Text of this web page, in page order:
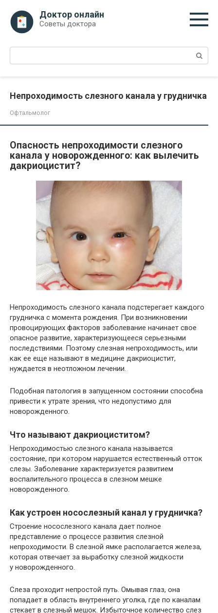
контенту
Доктор онлайн
Советы доктора
Поиск:
Непроходимость слезного канала у грудничка
Офтальмолог
Опасность непроходимости слезного
канала у новорожденного: как вылечить
дакриоцистит?
Непроходимость слезного канала подстерегает каждого
грудничка с момента рождения. При возникновении
провоцирующих факторов заболевание начинает свое
опасное развитие, характеризующееся серьезными
последствиями. Поэтому слезная непроходимость, или
как ее еще называют в медицине дакриоцистит,
нуждается в неотложном лечении.
Подобная патология в запущенном состоянии способна
привести к утрате зрения, что недопустимо для
новорожденного.
Что называют дакриоциститом?
Непроходимостью слезного канала называется
состояние, при котором нарушается естественный отток
слезы. Заболевание характеризуется развитием
воспалительного процесса в слезном мешке
новорожденного.
Как устроен носослезный канал у грудничка?
Строение носослезного канала дает полное
представление о процессе развития слезной
непроходимости. В слезной ямке располагается железа,
которая отвечает за выработку слезной жидкости
у новорожденного.
Слеза проходит непростой путь. Омывая глаз, она
попадает в область внутреннего уголка, где по каналам
стекает в слезный мешок. Избыточное количество слез